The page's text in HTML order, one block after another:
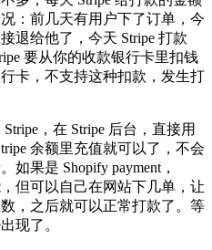
：前几天有用户下了订单，今
退给他了，今天 Stripe 打款
要从你的收款银行卡里扣钱
卡，不支持这种扣款，发生打
，在 Stripe 后台，直接用
余额里充值就可以了，不会
果是 Shopify payment，
但可以自己在网站下几单，让
，之后就可以正常打款了。等
现了。